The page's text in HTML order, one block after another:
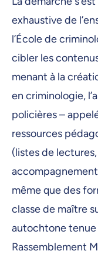
exhaustive de
l’École de
cibler les
menant à la
en criminologie,
policières –
ressources
(listes de
même que des
classe de maître
autochtone tenue
Rassemblement